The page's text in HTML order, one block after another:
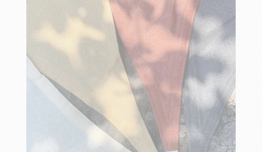
toile d’ombrage
peut prendre des dimensions allant
généralement de 1,00 m à 7,50 m de côté ( distances de
tension non incluses) et peut plus facilement être faitesur-
mesure
que les autres solutions d’ombrage. En effet, vous
trouverez facilement des toiles d'ombrage de taille standard
mais chez Espace Ombrage on vous donne la possibilité de
concevoir votretoile d'ombrage sur-mesure au cas où
vous ne trouviez pas de format standard adapté.
La surface d'une toile d'ombrage est très variable, allant